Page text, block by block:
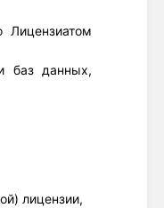
баз данных,
лицензии,